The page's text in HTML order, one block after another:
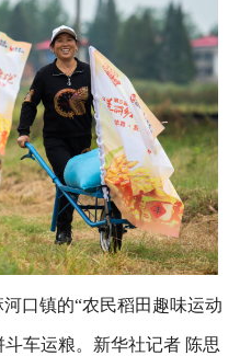
口镇的“农民稻田趣味运动
车运粮。新华社记者 陈思